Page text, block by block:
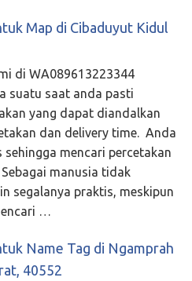
Map di Cibaduyut Kidul
di WA089613223344
suatu saat anda pasti
yang dapat diandalkan
dan delivery time. Anda
mencari percetakan
manusia tidak
segalanya praktis, meskipun
…
Name Tag di Ngamprah
40552